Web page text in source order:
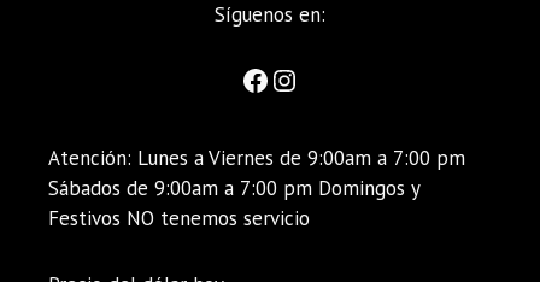
Síguenos en:
Atención: Lunes a Viernes de 9:00am a 7:00 pm
Sábados de 9:00am a 7:00 pm Domingos y
Festivos NO tenemos servicio